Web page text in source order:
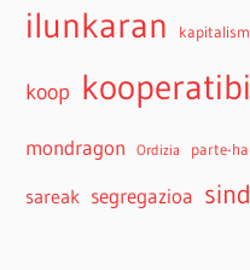
ilunkaran
koop
mondragon Ordizia parte-
sareak segregazioa